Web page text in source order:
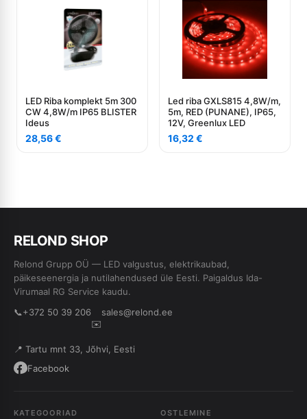
LED Riba komplekt 5m 300
СW 4,8W/m IP65 BLISTER
Ideus
28,56€
Led riba GXLS815 4,8W/m,
5m, RED (PUNANE), IP65,
12V, Greenlux LED
16,32 €
RELOND SHOP
Relond Grupp OÜ — LED valgustus, elektrikaubad,
päikeseenergia ja nutilahendused üle Eesti. Paigaldus Ida-
Virumaal RG Service kaudu.
📞+372 50 39 206
✉️
sales@relond.ee
📍 Tartu mnt 33, Jõhvi, Eesti
Facebook
KATEGOORIAD OSTLEMINE